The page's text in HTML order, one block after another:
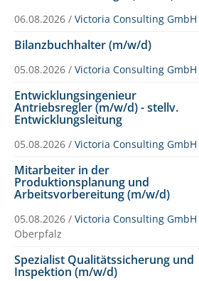
06.08.2026 / Victoria Consulting GmbH
Bilanzbuchhalter (m/w/d)
05.08.2026 / Victoria Consulting GmbH
Entwicklungsingenieur
Antriebsregler (m/w/d) - stellv.
Entwicklungsleitung
05.08.2026 / Victoria Consulting GmbH
Mitarbeiter in der
Produktionsplanung und
Arbeitsvorbereitung (m/w/d)
05.08.2026 / Victoria Consulting GmbH
Oberpfalz
Spezialist Qualitätssicherung und
Inspektion (m/w/d)